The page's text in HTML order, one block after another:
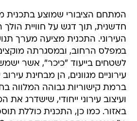
המתחם הציבורי שמוצע בתכנית
חדשנית, תוך דגש על חוויית
העירוני. התכנית מציעה מערך
לשטחים בייעוד "כיכר", אשר
עירוניים מגוונים, הן מבחינת
ברמת קישוריות גבוהה המלווה
ועיצוב עירוני ייחודי, שישדרג את